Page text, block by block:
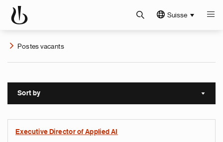
Suisse
Postes vacants
Sort by Sort
Executive Director of Applied AI